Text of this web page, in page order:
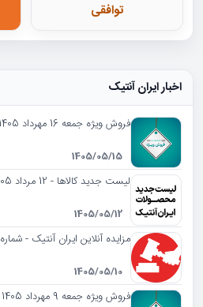
توافقی
اخبار ایران آنتیک
فروش ویژه جمعه 16 مهرداد 1405 ایران آنتیک + هدیه ویژه
1405/05/15
لیست جدید کالاها - 12 مرداد 1405
1405/05/12
مزایده آنلاین ایران آنتیک - شماره 196
1405/05/10
فروش ویژه جمعه 9 مهرداد 1405